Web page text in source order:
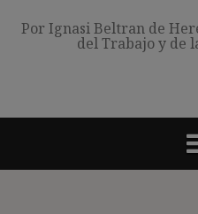
Por Ignasi Beltran de
del Trabajo y de